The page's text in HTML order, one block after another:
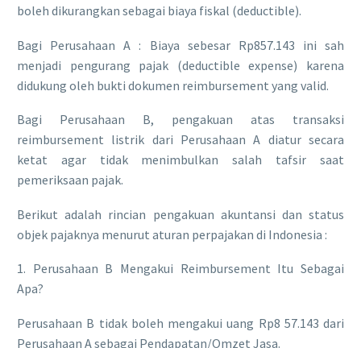
boleh dikurangkan sebagai biaya fiskal (deductible).
​Bagi Perusahaan A : Biaya sebesar Rp857.143 ini sah
menjadi pengurang pajak (deductible expense) karena
didukung oleh bukti dokumen reimbursement yang valid.
Bagi Perusahaan B, pengakuan atas transaksi
reimbursement listrik dari Perusahaan A diatur secara
ketat agar tidak menimbulkan salah tafsir saat
pemeriksaan pajak.
​Berikut adalah rincian pengakuan akuntansi dan status
objek pajaknya menurut aturan perpajakan di Indonesia :
​1. Perusahaan B Mengakui Reimbursement Itu Sebagai
Apa?
​Perusahaan B tidak boleh mengakui uang Rp8 57.143 dari
Perusahaan A sebagai Pendapatan/Omzet Jasa.